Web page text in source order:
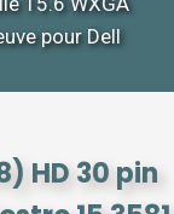
pour Dell
HD 30 pin